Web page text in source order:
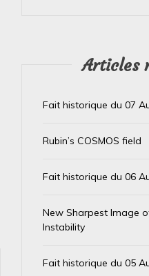
Non classé
Articles
Fait historique du 07
Rubin’s COSMOS field
Fait historique du 06
New Sharpest Image
Instability
Fait historique du 05